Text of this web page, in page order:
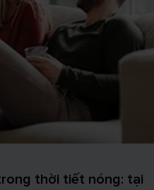
thời tiết nóng: tại